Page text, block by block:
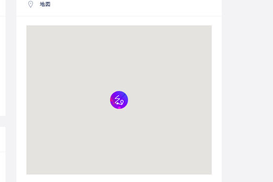
地図